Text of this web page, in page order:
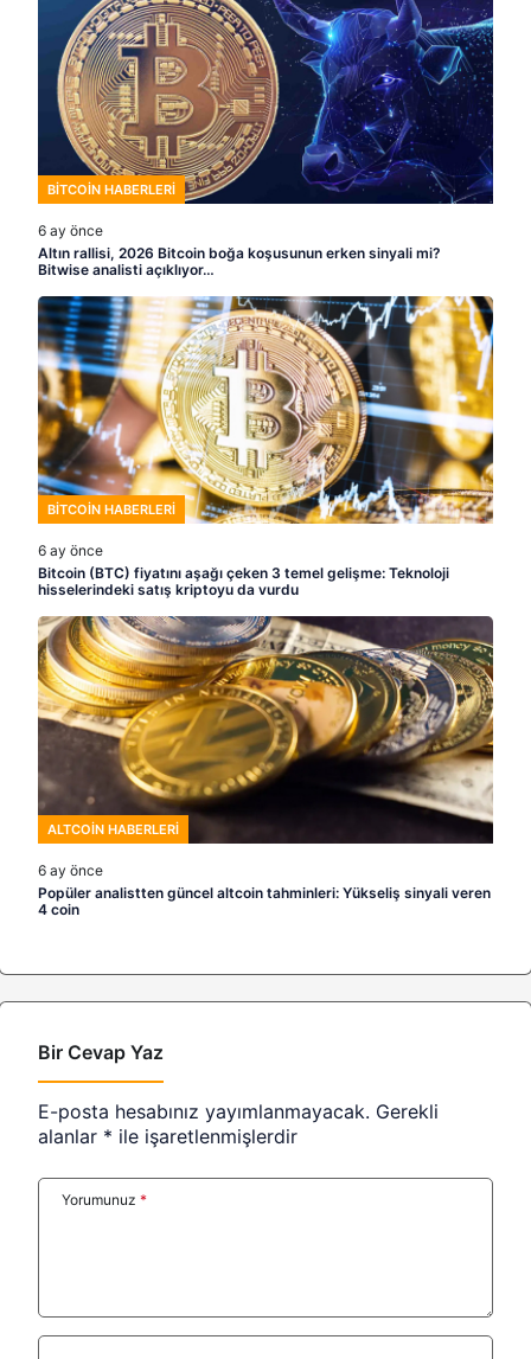
BITCOIN HABERLERI
6 ay önce
Altın rallisi, 2026 Bitcoin boğa koşusunun erken sinyali mi?
Bitwise analisti açıklıyor…
BITCOIN HABERLERI
6 ay önce
Bitcoin (BTC) fiyatını aşağı çeken 3 temel gelişme: Teknoloji
hisselerindeki satış kriptoyu da vurdu
ALTCOIN HABERLERI
6 ay önce
Popüler analistten güncel altcoin tahminleri: Yükseliş sinyali veren
4 coin
Bir Cevap Yaz
E-posta hesabınız yayımlanmayacak. Gerekli
alanlar * ile işaretlenmişlerdir
Yorumunuz *